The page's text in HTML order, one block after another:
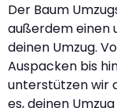
Der Baum
außerdem einen
deinen Umzug.
Auspacken bis
unterstützen wir
es, deinen